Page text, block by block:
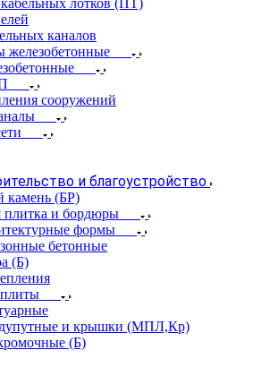
лотков (ПТ)
каналов
железобетонные
сооружений
и благоустройство
камень (БР)
плитка и бордюры
формы
бетонные
(Б)
и крышки (МПЛ,Кр)
(Б)